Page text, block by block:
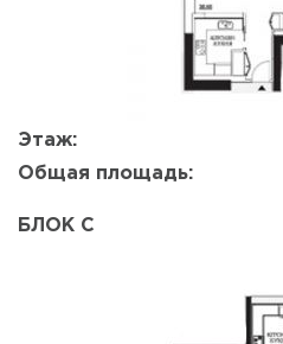
Этаж:
Общая площадь:
БЛОК C